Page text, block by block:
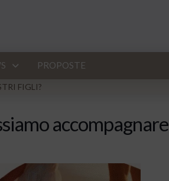
PROPOSTE
FIGLI?
accompagnare